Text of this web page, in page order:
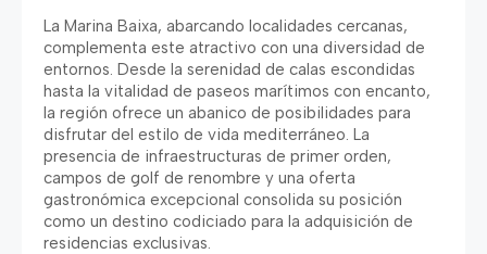
La Marina Baixa, abarcando localidades cercanas,
complementa este atractivo con una diversidad de
entornos. Desde la serenidad de calas escondidas
hasta la vitalidad de paseos marítimos con encanto,
la región ofrece un abanico de posibilidades para
disfrutar del estilo de vida mediterráneo. La
presencia de infraestructuras de primer orden,
campos de golf de renombre y una oferta
gastronómica excepcional consolida su posición
como un destino codiciado para la adquisición de
residencias exclusivas.